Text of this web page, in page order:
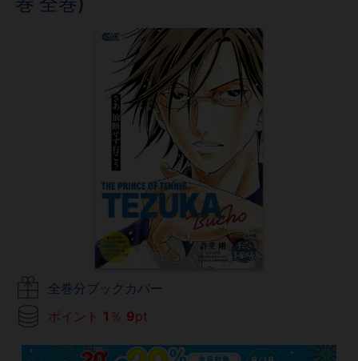
全巻分ブックカバー
ポイント 1 ％ 9pt